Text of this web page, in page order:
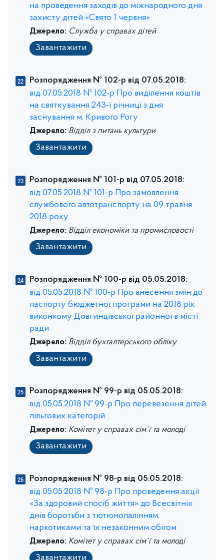
на проведення заходів до міжнародного дня
захисту дітей «Свято 1 червня»
Джерело: Служба у справах дітей
Завантажити
Розпорядження № 102-р від 07.05.2018:
від 07.05.2018 № 102-р Про виділення коштів
на святкування 243-ї річниці з дня
заснування м. Кривого Рогу
Джерело: Відділ з питань культури
Завантажити
Розпорядження № 101-р від 07.05.2018:
від 07.05.2018 № 101-р Про замовлення
службового автотранспорту на 09 травня
2018 року
Джерело: Відділ економіки та промисловості
Завантажити
Розпорядження № 100-р від 05.05.2018:
від 05.05.2018 № 100-р Про внесення змін до
паспорту бюджетної програми на 2018 рік
виконкому Довгинцівської районної в місті
ради
Джерело: Відділ бухгалтерського обліку
Завантажити
Розпорядження № 99-р від 05.05.2018:
від 05.05.2018 № 99-р Про перевезення дітей
пільгових категорій
Джерело: Комітет у справах сім`ї та молоді
Завантажити
Розпорядження № 98-р від 05.05.2018:
від 05.05.2018 № 98-р Про проведення акції
«За здоровий спосіб життя» до Всесвітніх
днів боротьби з тютюнопалінням,
наркотиками та їх незаконним обігом
Джерело: Комітет у справах сім`ї та молоді
Завантажити